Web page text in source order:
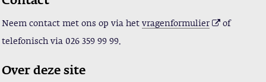
Neem contact met ons op via het vragenformulier of
telefonisch via 026 359 99 99.
Over deze site